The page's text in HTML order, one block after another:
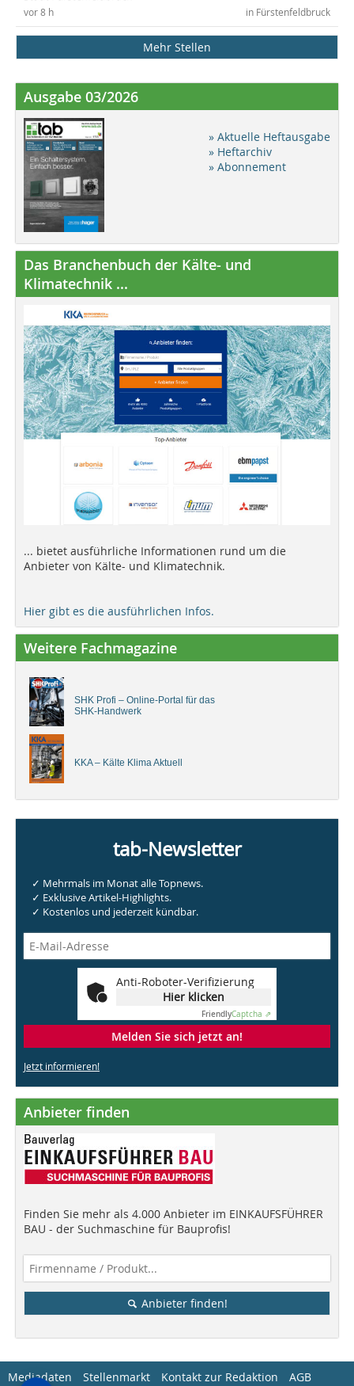
in Fürstenfeldbruck
vor 8 h
Mehr Stellen
Ausgabe 03/2026
» Aktuelle Heftausgabe
» Heftarchiv
» Abonnement
Das Branchenbuch der Kälte- und
Klimatechnik ...
... bietet ausführliche Informationen rund um die
Anbieter von Kälte- und Klimatechnik.
Hier gibt es die ausführlichen Infos.
Weitere Fachmagazine
SHK Profi – Online-Portal für das
SHK-Handwerk
KKA – Kälte Klima Aktuell
tab-Newsletter
✓ Mehrmals im Monat alle Topnews.
✓ Exklusive Artikel-Highlights.
✓ Kostenlos und jederzeit kündbar.
Anti-Roboter-Verifizierung
Hier klicken
FriendlyCaptcha ⇗
Melden Sie sich jetzt an!
Jetzt informieren!
Anbieter finden
Finden Sie mehr als 4.000 Anbieter im EINKAUFSFÜHRER
BAU - der Suchmaschine für Bauprofis!
Anbieter finden!
Mediadaten Stellenmarkt Kontakt zur Redaktion
AGB